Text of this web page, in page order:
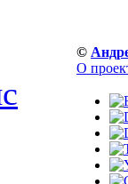
©
О